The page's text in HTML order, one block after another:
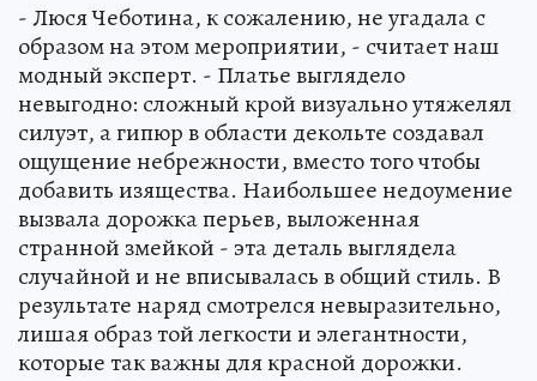
- Люся Чеботина, к сожалению, не угадала с
образом на этом мероприятии, - считает наш
модный эксперт. - Платье выглядело
невыгодно: сложный крой визуально утяжелял
силуэт, а гипюр в области декольте создавал
ощущение небрежности, вместо того чтобы
добавить изящества. Наибольшее недоумение
вызвала дорожка перьев, выложенная
странной змейкой - эта деталь выглядела
случайной и не вписывалась в общий стиль. В
результате наряд смотрелся невыразительно,
лишая образ той легкости и элегантности,
которые так важны для красной дорожки.